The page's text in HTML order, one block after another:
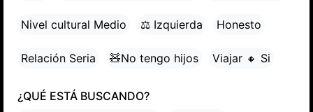
Nivel cultural Medio ⚖ Izquierda Honesto
Relación Seria 🧸No tengo hijos Viajar 🔸 Si
¿QUÉ ESTÁ BUSCANDO?